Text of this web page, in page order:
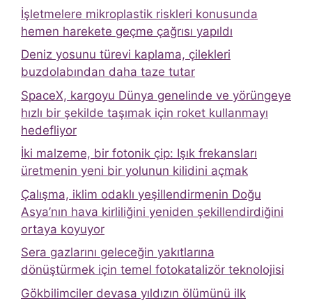
İşletmelere mikroplastik riskleri konusunda
hemen harekete geçme çağrısı yapıldı
Deniz yosunu türevi kaplama, çilekleri
buzdolabından daha taze tutar
SpaceX, kargoyu Dünya genelinde ve yörüngeye
hızlı bir şekilde taşımak için roket kullanmayı
hedefliyor
İki malzeme, bir fotonik çip: Işık frekansları
üretmenin yeni bir yolunun kilidini açmak
Çalışma, iklim odaklı yeşillendirmenin Doğu
Asya’nın hava kirliliğini yeniden şekillendirdiğini
ortaya koyuyor
Sera gazlarını geleceğin yakıtlarına
dönüştürmek için temel fotokatalizör teknolojisi
Gökbilimciler devasa yıldızın ölümünü ilk